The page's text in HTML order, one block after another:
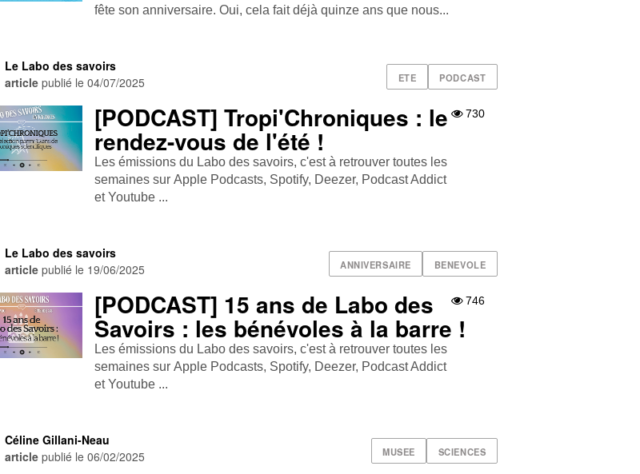
fête son anniversaire. Oui, cela fait déjà quinze ans que nous...
ETE PODCAST
Le Labo des savoirs
article publié le04/07/2025
730
[PODCAST] Tropi'Chroniques : le
rendez-vous de l'été !
Les émissions du Labo des savoirs, c'est à retrouver toutes les
semaines sur Apple Podcasts , Spotify , Deezer , Podcast Addict
et Youtube ...
ANNIVERSAIRE BENEVOLE
Le Labo des savoirs
article publié le 19/06/2025
746
[PODCAST] 15 ans de Labo des
Savoirs : les bénévoles à la barre !
Les émissions du Labo des savoirs, c'est à retrouver toutes les
semaines sur Apple Podcasts , Spotify , Deezer , Podcast Addict
et Youtube ...
MUSEE SCIENCES
Céline Gillani-Neau
article publié le06/02/2025